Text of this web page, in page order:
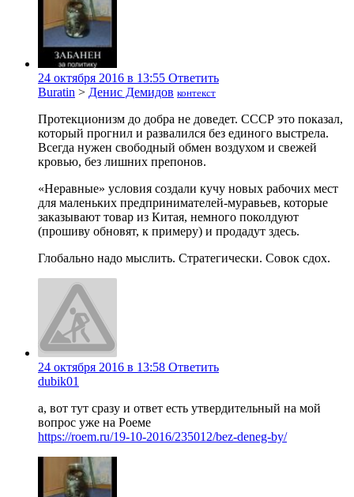
24 октября 2016 в 13:55 Ответить
Buratin > Денис Демидов контекст
Протекционизм до добра не доведет. СССР это показал,
который прогнил и развалился без единого выстрела.
Всегда нужен свободный обмен воздухом и свежей
кровью, без лишних препонов.
«Неравные» условия создали кучу новых рабочих мест
для маленьких предпринимателей-муравьев, которые
заказывают товар из Китая, немного поколдуют
(прошиву обновят, к примеру) и продадут здесь.
Глобально надо мыслить. Стратегически. Совок сдох.
24 октября 2016 в 13:58 Ответить
dubik01
а, вот тут сразу и ответ есть утвердительный на мой
вопрос уже на Роеме
https://roem.ru/19-10-2016/235012/bez-deneg-by/